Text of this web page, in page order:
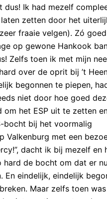
dus! Ik had mezelf
zetten door het
fraaie velgen). Zó
op gewone Hankook
Zelfs toen ik met mijn
over de oprit bij ’t
begonnen te piepen,
niet door hoe goed
om het ESP uit te zetten
bocht bij het voormalig
Valkenburg met een
dacht ik bij mezelf en
hard de bocht om dat er
En eindelijk, eindelijk
Maar zelfs toen